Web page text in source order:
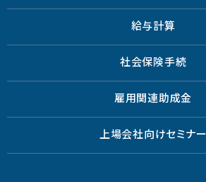
給与計算
社会保険手続
雇用関連助成金
上場会社向けセミナー